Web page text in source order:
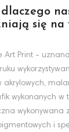
się na
Art Print -
akrylowych,
wykonanych w
wykonywana
i